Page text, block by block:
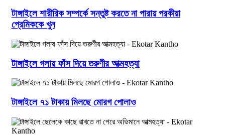
টাঙ্গাইলে শারীরিক সম্পর্কে সন্তুষ্ট করতে না পারায় পরকীয়া
প্রেমিককে খুন
টাঙ্গাইলে গলায় ফাঁস দিয়ে তরুণীর আত্মহত্যা
টাঙ্গাইলে ৭১ টাকায় মিলছে মোরগ পোলাও